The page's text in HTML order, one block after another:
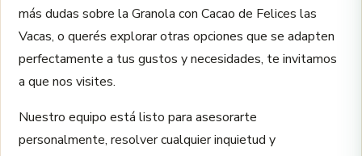
más dudas sobre la Granola con Cacao de Felices las
Vacas, o querés explorar otras opciones que se adapten
perfectamente a tus gustos y necesidades, te invitamos
a que nos visites.
Nuestro equipo está listo para asesorarte
personalmente, resolver cualquier inquietud y